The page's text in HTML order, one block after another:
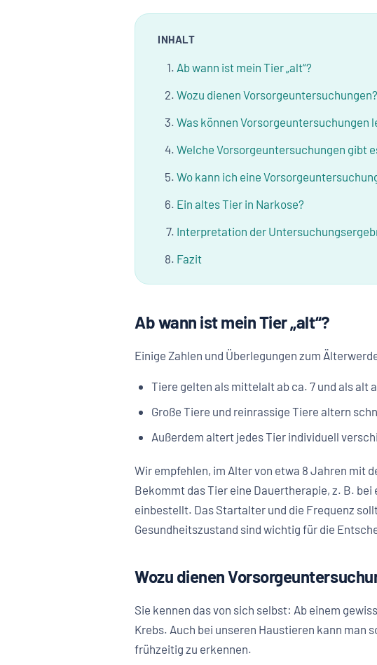
INHALT
Ab wann ist mein Tier „alt“?
Wozu dienen Vorsorgeuntersuchungen?
Was können Vorsorgeuntersuchungen
Welche Vorsorgeuntersuchungen gibt
Wo kann ich eine
Ein altes Tier in Narkose?
Interpretation der
Fazit
Ab wann ist mein Tier „alt“?
Einige Zahlen und Überlegungen zum
Tiere gelten als mittelalt ab ca. 7 und als alt
Große Tiere und reinrassige Tiere altern
Außerdem altert jedes Tier individuell
Wir empfehlen, im Alter von etwa 8 Jahren mit
Bekommt das Tier eine Dauertherapie, z. B.
einbestellt. Das Startalter und die Frequenz
Gesundheitszustand sind wichtig für die
Wozu dienen
Sie kennen das von sich selbst: Ab einem
Krebs. Auch bei unseren Haustieren kann
frühzeitig zu erkennen.